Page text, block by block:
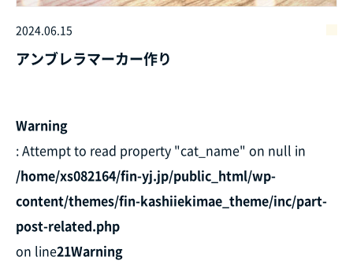
2024.06.15
アンブレラマーカー作り
Warning
: Attempt to read property "cat_name" on null in
/home/xs082164/fin-yj.jp/public_html/wp-
content/themes/fin-kashiiekimae_theme/inc/part-
post-related.php
on line21Warning